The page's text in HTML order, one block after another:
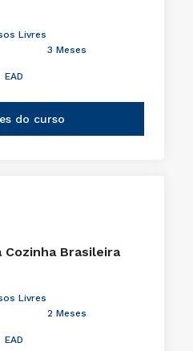
Livres
3 Meses
EAD
do curso
Cozinha Brasileira
Livres
2 Meses
EAD